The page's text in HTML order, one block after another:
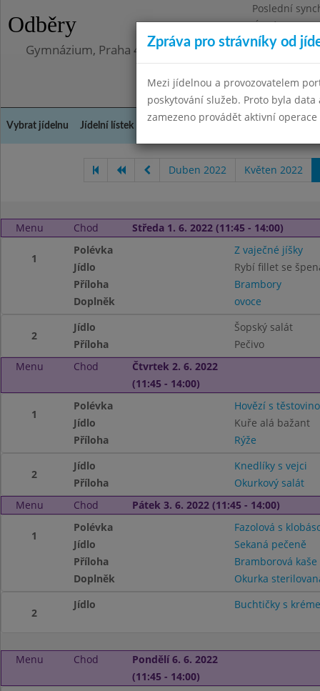
Odběry
Poslední
Úterý
Gymnázium, Praha 4, Budějovická 680
Vybrat jídelnu Jídelní lístek Kontakty a informace
Duben 2022 Květen 2022
Menu Chod Středa 1. 6. 2022 (11:45 - 14:00)
1
Polévka
Z vaječné jíšky
Jídlo
Rybí fillet se
Příloha
Brambory
Doplněk
ovoce
2
Jídlo
Šopský salát
Příloha
Pečivo
Menu
Chod
Čtvrtek 2. 6. 2022
(11:45 - 14:00)
1
Polévka
Hovězí s
Jídlo
Kuře alá bažant
Příloha
Rýže
2
Jídlo
Knedlíky s vejci
Příloha
Okurkový salát
Menu
Chod Pátek 3. 6. 2022 (11:45 - 14:00)
1
Polévka
Fazolová s
Jídlo
Sekaná pečeně
Příloha
Bramborová kaše
Doplněk
Okurka
2
Jídlo Buchtičky s
Menu Chod
Pondělí 6. 6. 2022
(11:45 - 14:00)
Zpráva pro strávníky od
Mezi jídelnou a provozovatelem
poskytování služeb. Proto byla
zamezeno provádět aktivní